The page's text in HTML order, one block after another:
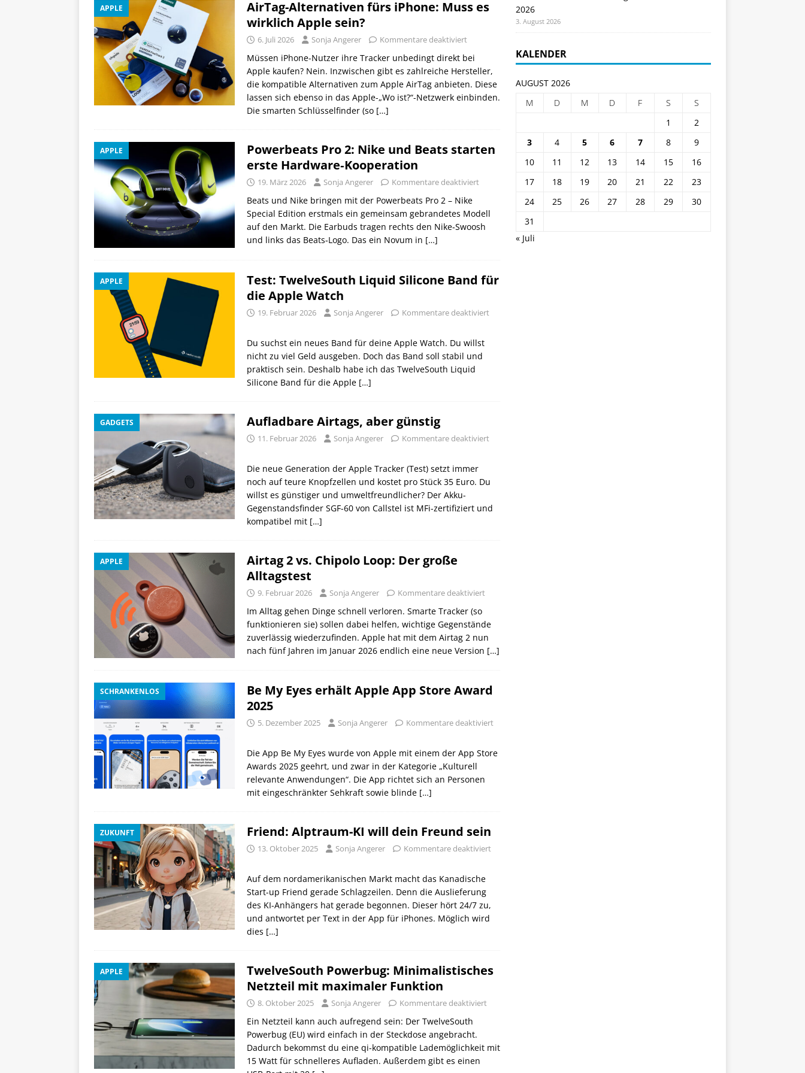
APPLE
AirTag-Alternativen fürs iPhone: Muss es
wirklich Apple sein?
6. Juli 2026 Sonja Angerer Kommentare deaktiviert
Müssen iPhone-Nutzer ihre Tracker unbedingt direkt bei
Apple kaufen? Nein. Inzwischen gibt es zahlreiche Hersteller,
die kompatible Alternativen zum Apple AirTag anbieten. Diese
lassen sich ebenso in das Apple-„Wo ist?“-Netzwerk einbinden.
Die smarten Schlüsselfinder (so […]
APPLE
Powerbeats Pro 2: Nike und Beats starten
erste Hardware‑Kooperation
19. März 2026 Sonja Angerer Kommentare deaktiviert
Beats und Nike bringen mit der Powerbeats Pro 2 – Nike
Special Edition erstmals ein gemeinsam gebrandetes Modell
auf den Markt. Die Earbuds tragen rechts den Nike‑Swoosh
und links das Beats‑Logo. Das ein Novum in […]
APPLE
Test: TwelveSouth Liquid Silicone Band für
die Apple Watch
19. Februar 2026 Sonja Angerer Kommentare deaktiviert
Du suchst ein neues Band für deine Apple Watch. Du willst
nicht zu viel Geld ausgeben. Doch das Band soll stabil und
praktisch sein. Deshalb habe ich das TwelveSouth Liquid
Silicone Band für die Apple […]
GADGETS Aufladbare Airtags, aber günstig
11. Februar 2026 Sonja Angerer Kommentare deaktiviert
Die neue Generation der Apple Tracker (Test) setzt immer
noch auf teure Knopfzellen und kostet pro Stück 35 Euro. Du
willst es günstiger und umweltfreundlicher? Der Akku-
Gegenstandsfinder SGF-60 von Callstel ist MFi-zertifiziert und
kompatibel mit […]
APPLE
Airtag 2 vs. Chipolo Loop: Der große
Alltagstest
9. Februar 2026 Sonja Angerer Kommentare deaktiviert
Im Alltag gehen Dinge schnell verloren. Smarte Tracker (so
funktionieren sie) sollen dabei helfen, wichtige Gegenstände
zuverlässig wiederzufinden. Apple hat mit dem Airtag 2 nun
nach fünf Jahren im Januar 2026 endlich eine neue Version […]
SCHRANKENLOS
Be My Eyes erhält Apple App Store Award
2025
5. Dezember 2025 Sonja Angerer Kommentare deaktiviert
Die App Be My Eyes wurde von Apple mit einem der App Store
Awards 2025 geehrt, und zwar in der Kategorie „Kulturell
relevante Anwendungen“. Die App richtet sich an Personen
mit eingeschränkter Sehkraft sowie blinde […]
ZUKUNFT Friend: Alptraum-KI will dein Freund sein
13. Oktober 2025 Sonja Angerer Kommentare deaktiviert
Auf dem nordamerikanischen Markt macht das Kanadische
Start-up Friend gerade Schlagzeilen. Denn die Auslieferung
des KI-Anhängers hat gerade begonnen. Dieser hört 24/7 zu,
und antwortet per Text in der App für iPhones. Möglich wird
dies […]
APPLE
TwelveSouth Powerbug: Minimalistisches
Netzteil mit maximaler Funktion
8. Oktober 2025 Sonja Angerer Kommentare deaktiviert
Ein Netzteil kann auch aufregend sein: Der TwelveSouth
Powerbug (EU) wird einfach in der Steckdose angebracht.
Dadurch bekommst du eine qi-kompatible Lademöglichkeit mit
15 Watt für schnelleres Aufladen. Außerdem gibt es einen
2026
3. August 2026
KALENDER
AUGUST 2026
M
D M D F S
S
1
2
3
4 5 6 7 8
9
10
11 12 13 14 15
16
17
18 19 20 21 22
23
24
25 26 27 28 29
30
31
« Juli